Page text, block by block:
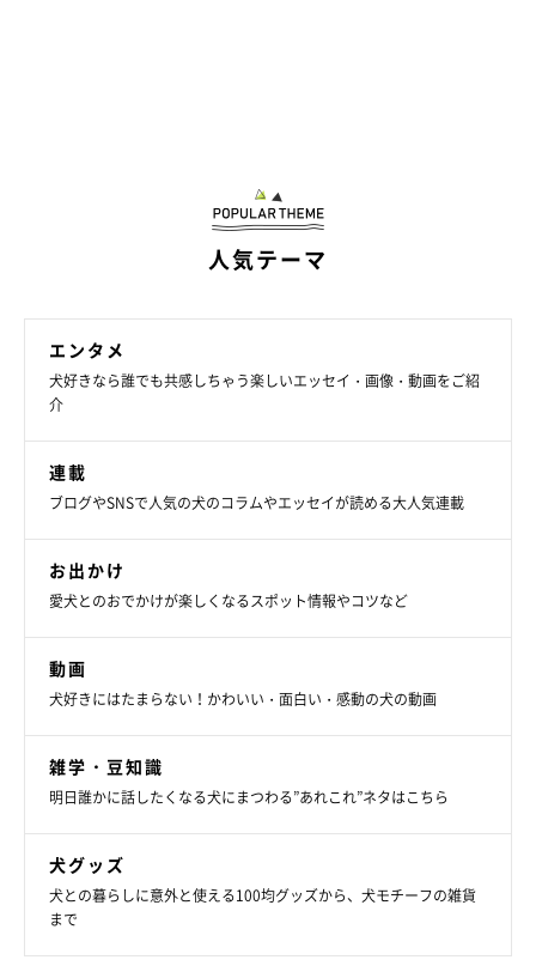
人気テーマ
エンタメ
犬好きなら誰でも共感しちゃう楽しいエッセイ・画像・動画をご紹
介
連載
ブログやSNSで人気の犬のコラムやエッセイが読める大人気連載
お出かけ
愛犬とのおでかけが楽しくなるスポット情報やコツなど
動画
犬好きにはたまらない！かわいい・面白い・感動の犬の動画
雑学・豆知識
明日誰かに話したくなる犬にまつわる”あれこれ”ネタはこちら
犬グッズ
犬との暮らしに意外と使える100均グッズから、犬モチーフの雑貨
まで